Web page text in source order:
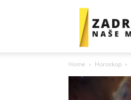
Zadrugar
Home Horoskop